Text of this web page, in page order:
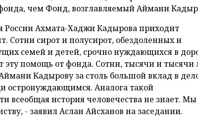
чем Фонд, возглавляемый Аймани
Ахмата-Хаджи Кадырова приходит
сирот и полусирот, обездоленных и
семей и детей, срочно нуждающихся в
эту помощь от фонда. Сотни, тысячи и
Кадырову за столь большой вклад в
остронуждающимся. Аналога такой
всеобщая история человечества не знает. Мы
- заявил Аслан Айсханов на заседании.